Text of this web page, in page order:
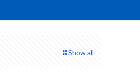
Show all